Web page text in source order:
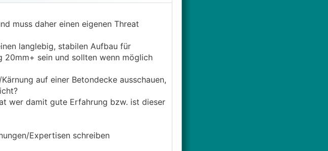
muss daher einen eigenen Threat
langlebig, stabilen Aufbau für
20mm+ sein und sollten wenn möglich
auf einer Betondecke ausschauen,
wer damit gute Erfahrung bzw. ist dieser
Expertisen schreiben